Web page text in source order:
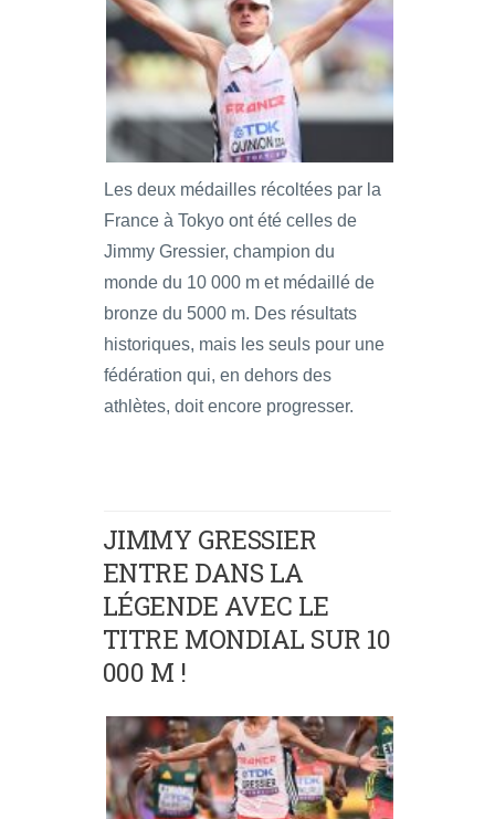
Les deux médailles récoltées par la
France à Tokyo ont été celles de
Jimmy Gressier, champion du
monde du 10 000 m et médaillé de
bronze du 5000 m. Des résultats
historiques, mais les seuls pour une
fédération qui, en dehors des
athlètes, doit encore progresser.
JIMMY GRESSIER
ENTRE DANS LA
LÉGENDE AVEC LE
TITRE MONDIAL SUR 10
000 M !